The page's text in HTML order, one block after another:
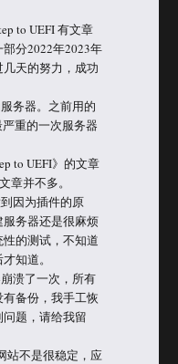
to UEFI 有文章
分2022年2023年
天的努力，成功
务器。之前用的
重的一次服务器
to UEFI》的文章
章并不多。
因为插件的原
务器还是很麻烦
的测试，不知道
知道。
溃了一次，所有
备份，我手工恢
题，请给我留
站不是很稳定，应